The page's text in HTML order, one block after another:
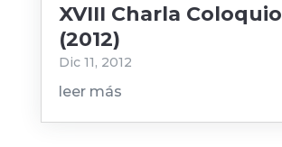
XVIII Charla Coloquio
(2012)
Dic 11, 2012
leer más